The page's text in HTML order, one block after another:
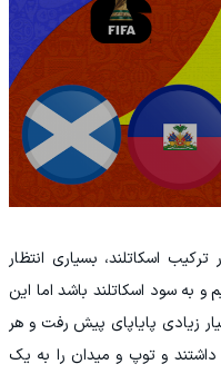
اسکاتلند، بسیاری انتظار
و به سود اسکاتلند باشد اما این
زیادی پایاپای پیش رفت و هر
داشتند و توپ و میدان را به یک